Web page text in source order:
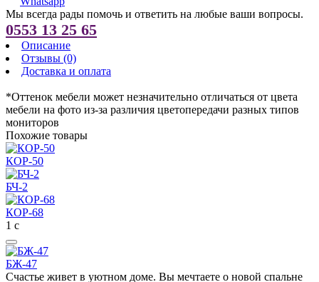
Мы всегда рады помочь и ответить на любые ваши вопросы.
0553 13 25 65
Описание
Отзывы (0)
Доставка и оплата
*Оттенок мебели может незначительно отличаться от цвета
мебели на фото из-за различия цветопередачи разных типов
мониторов
Похожие товары
КОР-50
БЧ-2
КОР-68
1 с
БЖ-47
Счастье живет в уютном доме. Вы мечтаете о новой спальне